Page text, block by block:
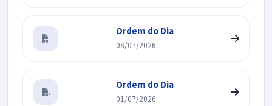
Ordem do Dia
08/07/2026
Ordem do Dia
01/07/2026